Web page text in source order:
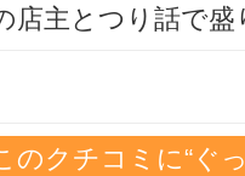
店主とつり話で
のクチコミに“ぐ